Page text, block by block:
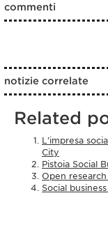
commenti
notizie correlate
Related
L’impresa
City
Pistoia Social
Open
Social